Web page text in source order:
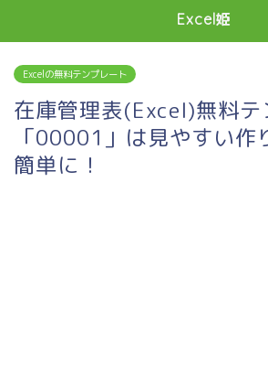
Excel姫
Excelの無料テンプレート
在庫管理表(Excel)無料テ
「00001」は見やすい作
簡単に！